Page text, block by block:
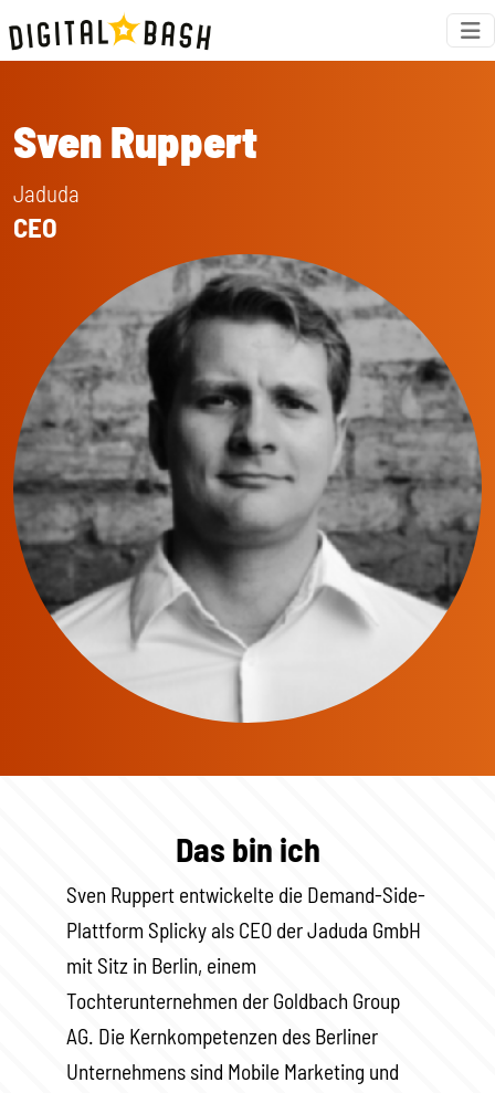
Sven Ruppert
Jaduda
CEO
Das bin ich
Sven Ruppert entwickelte die Demand-Side-
Plattform Splicky als CEO der Jaduda GmbH
mit Sitz in Berlin, einem
Tochterunternehmen der Goldbach Group
AG. Die Kernkompetenzen des Berliner
Unternehmens sind Mobile Marketing und